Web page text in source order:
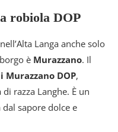
robiola DOP
Langa anche solo
è Murazzano. Il
Murazzano DOP,
razza Langhe. È un
sapore dolce e